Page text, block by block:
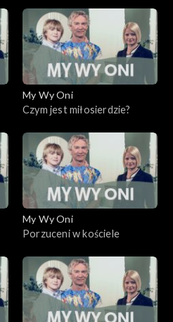
My Wy Oni
Czym jest miłosierdzie?
My Wy Oni
Porzuceni w kościele